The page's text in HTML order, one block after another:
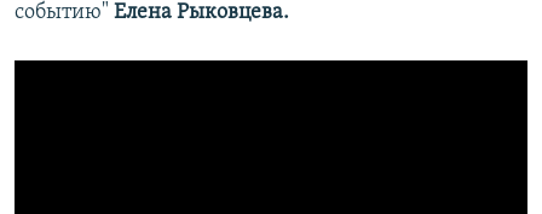
событию" Елена Рыковцева.